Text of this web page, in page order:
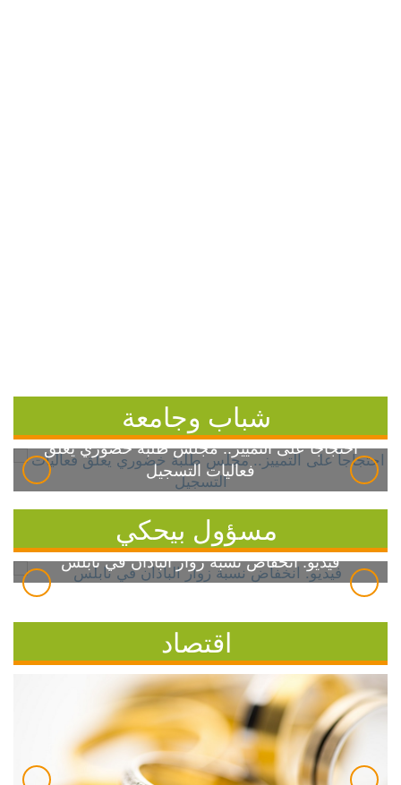
شباب وجامعة
احتجاجاً على التمييز.. مجلس طلبة خضوري يعلق
فعاليات التسجيل
مسؤول بيحكي
فيديو: انخفاض نسبة زوار الباذان في نابلس
اقتصاد